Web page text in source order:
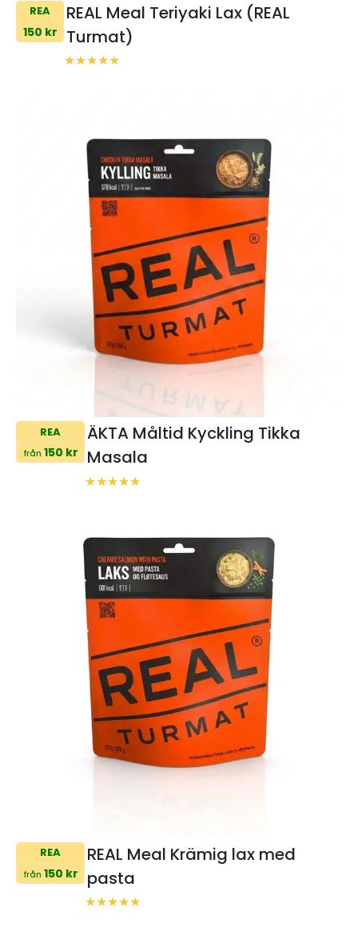
REA
150 kr
REAL Meal Teriyaki Lax (REAL
Turmat)
REA
från 150 kr
ÄKTA Måltid Kyckling Tikka
Masala
REA
från 150 kr
REAL Meal Krämig lax med
pasta